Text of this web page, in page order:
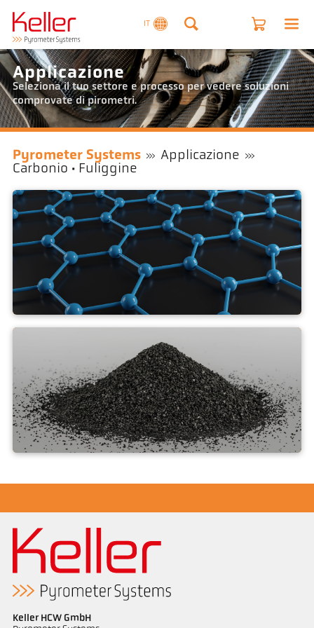
IT
Applicazione
Seleziona il tuo settore e processo per vedere soluzioni
comprovate di pirometri.
Pyrometer Systems
Applicazione
Carbonio · Fuliggine
Carbonio · Grafite · Grafene
Keller HCW GmbH